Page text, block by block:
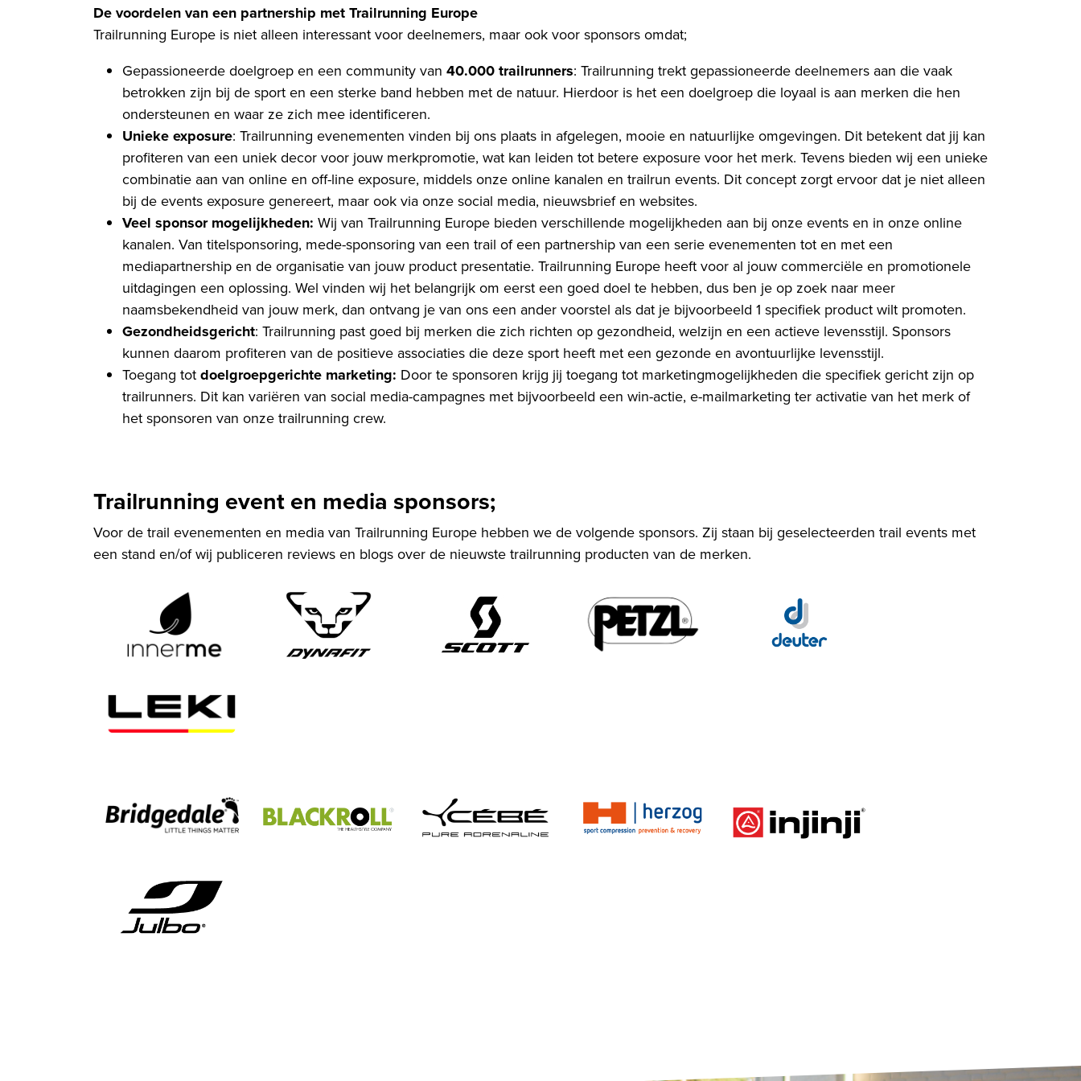
De voordelen van een partnership met Trailrunning Europe
Trailrunning Europe is niet alleen interessant voor deelnemers, maar ook voor sponsors omdat;
Gepassioneerde doelgroep en een community van 40.000 trailrunners: Trailrunning trekt gepassioneerde deelnemers aan die vaak
betrokken zijn bij de sport en een sterke band hebben met de natuur. Hierdoor is het een doelgroep die loyaal is aan merken die hen
ondersteunen en waar ze zich mee identificeren.
Unieke exposure: Trailrunning evenementen vinden bij ons plaats in afgelegen, mooie en natuurlijke omgevingen. Dit betekent dat jij kan
profiteren van een uniek decor voor jouw merkpromotie, wat kan leiden tot betere exposure voor het merk. Tevens bieden wij een unieke
combinatie aan van online en off-line exposure, middels onze online kanalen en trailrun events. Dit concept zorgt ervoor dat je niet alleen
bij de events exposure genereert, maar ook via onze social media, nieuwsbrief en websites.
Veel sponsor mogelijkheden: Wij van Trailrunning Europe bieden verschillende mogelijkheden aan bij onze events en in onze online
kanalen. Van titelsponsoring, mede-sponsoring van een trail of een partnership van een serie evenementen tot en met een
mediapartnership en de organisatie van jouw product presentatie. Trailrunning Europe heeft voor al jouw commerciële en promotionele
uitdagingen een oplossing. Wel vinden wij het belangrijk om eerst een goed doel te hebben, dus ben je op zoek naar meer
naamsbekendheid van jouw merk, dan ontvang je van ons een ander voorstel als dat je bijvoorbeeld 1 specifiek product wilt promoten.
Gezondheidsgericht: Trailrunning past goed bij merken die zich richten op gezondheid, welzijn en een actieve levensstijl. Sponsors
kunnen daarom profiteren van de positieve associaties die deze sport heeft met een gezonde en avontuurlijke levensstijl.
Toegang totdoelgroepgerichte marketing: Door te sponsoren krijg jij toegang tot marketingmogelijkheden die specifiek gericht zijn op
trailrunners. Dit kan variëren van social media-campagnes met bijvoorbeeld een win-actie, e-mailmarketing ter activatie van het merk of
het sponsoren van onze trailrunning crew.
Trailrunning event en media sponsors;
Voor de trail evenementen en media van Trailrunning Europe hebben we de volgende sponsors. Zij staan bij geselecteerden trail events met
een stand en/of wij publiceren reviews en blogs over de nieuwste trailrunning producten van de merken.